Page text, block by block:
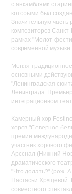
с ансамблями
которыми был
Значительную часть
композиторов
рамках "Молот-
современной
Меняя
основными
"Ленинградская
Ленинграда.
интеграционном
Камерный хор
хоров "Северное
премии
участник хорового
Арсенал (Нижний
драматического
"Что делать?" (реж.
Настасьи Хрущевой.
совместного